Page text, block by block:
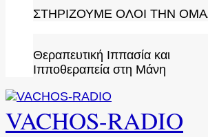
ΣΤΗΡΙΖΟΥΜΕ ΟΛΟΙ ΤΗΝ
Θεραπευτική Ιππασία και
Ιπποθεραπεία στη Μάνη
VACHOS-RADIO